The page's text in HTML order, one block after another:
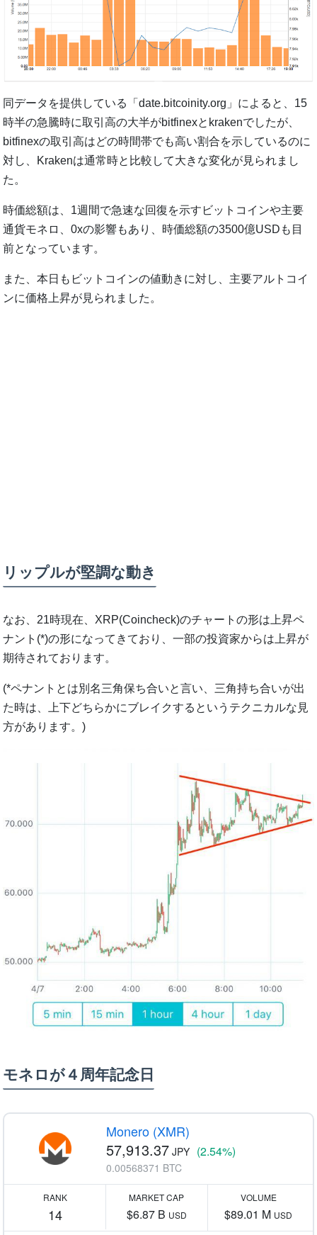
同データを提供している「date.bitcoinity.org」によると、15
時半の急騰時に取引高の大半がbitfinexとkrakenでしたが、
bitfinexの取引高はどの時間帯でも高い割合を示しているのに
対し、Krakenは通常時と比較して大きな変化が見られまし
た。
時価総額は、1週間で急速な回復を示すビットコインや主要
通貨モネロ、0xの影響もあり、時価総額の3500億USDも目
前となっています。
また、本日もビットコインの値動きに対し、主要アルトコイ
ンに価格上昇が見られました。
リップルが堅調な動き
なお、21時現在、XRP(Coincheck)のチャートの形は上昇ペ
ナント(*)の形になってきており、一部の投資家からは上昇が
期待されております。
(*ペナントとは別名三角保ち合いと言い、三角持ち合いが出
た時は、上下どちらかにブレイクするというテクニカルな見
方があります。)
モネロが４周年記念日
Monero (XMR)
57,913.37 JPY (2.54%)
0.00568371 BTC
RANK
14
MARKET CAP
$6.87 B USD
VOLUME
$89.01 M USD